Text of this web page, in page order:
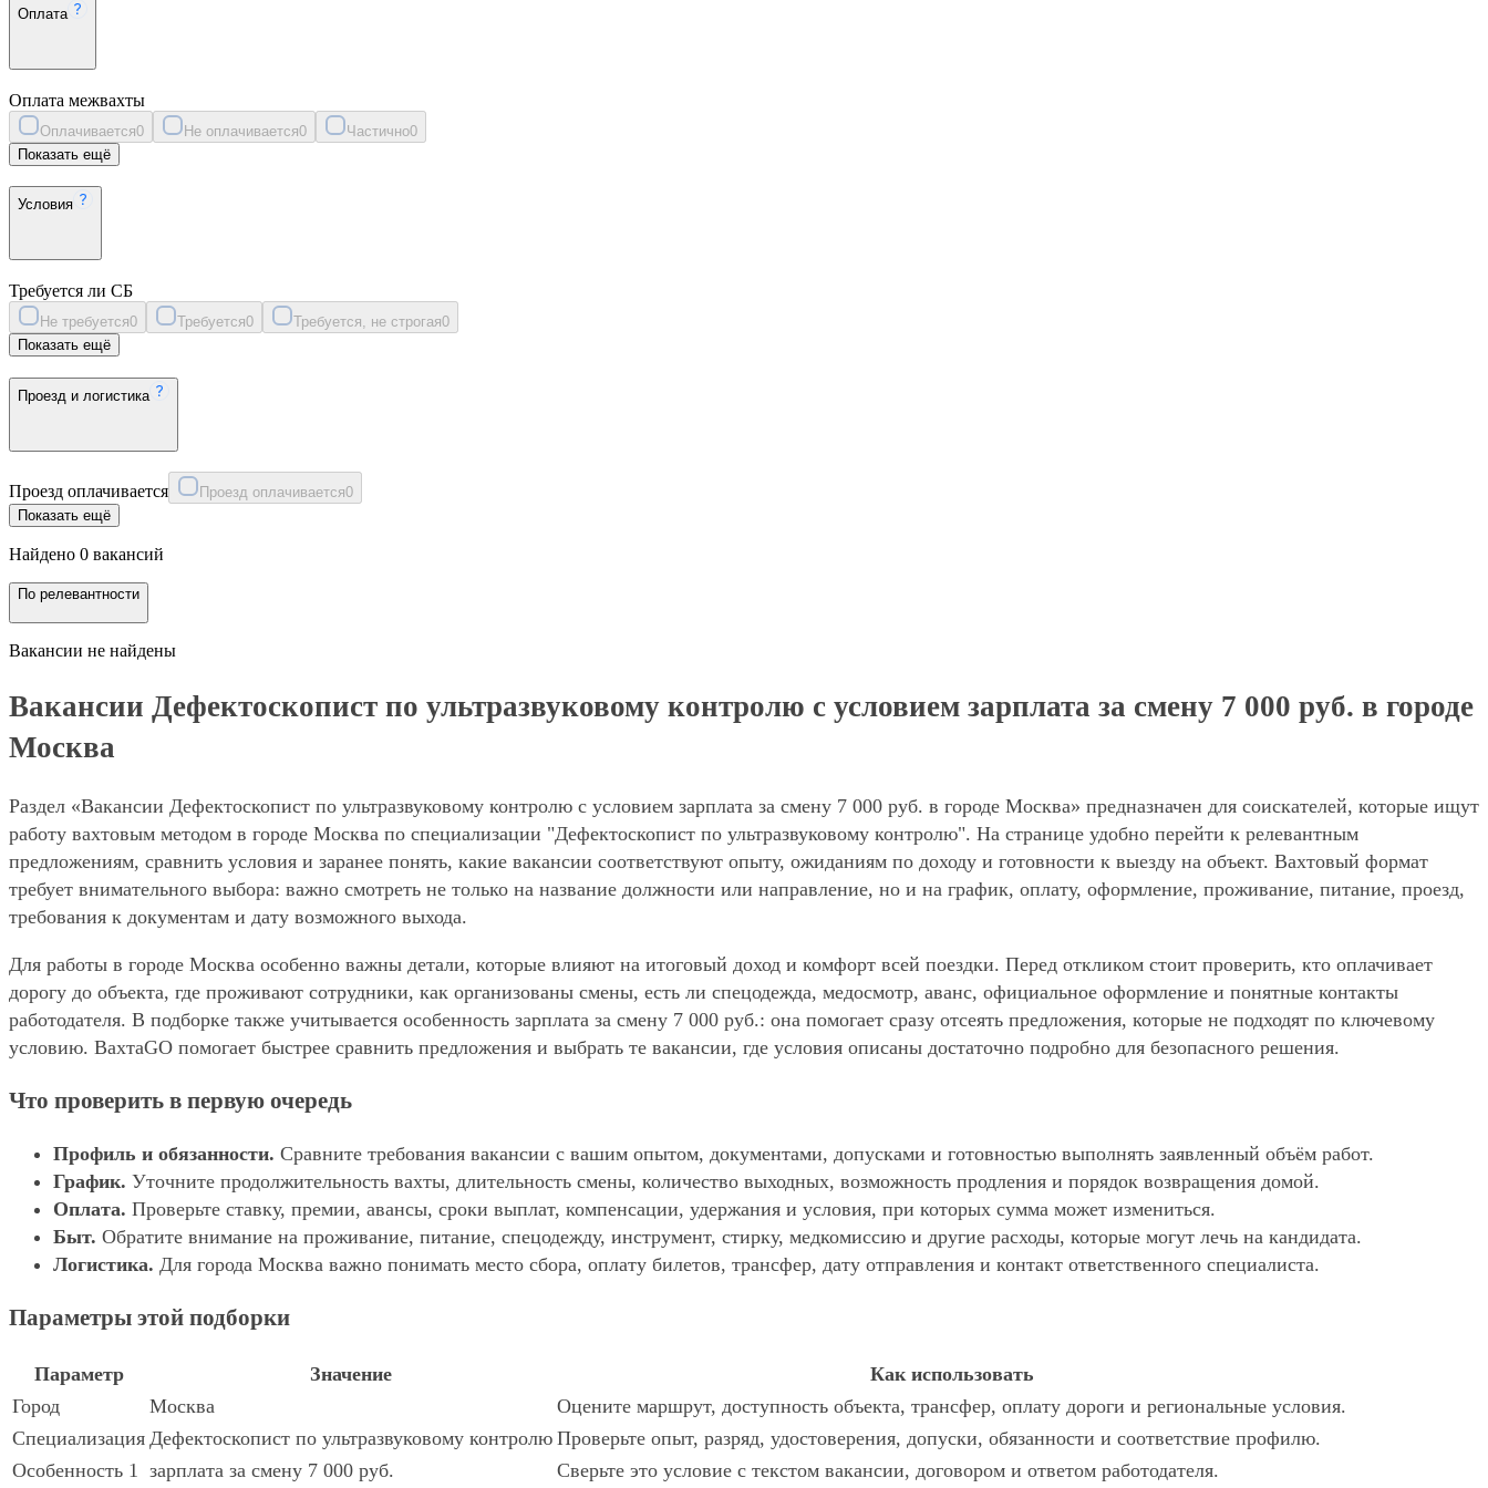
Оплата
Оплата межвахты
Оплачивается0 Не оплачивается0 Частично0
Показать ещё
Условия
Требуется ли СБ
Не требуется0 Требуется0 Требуется, не строгая0
Показать ещё
Проезд и логистика
Проезд оплачивается Проезд оплачивается0
Показать ещё
Найдено 0 вакансий
По релевантности
Вакансии не найдены
Вакансии Дефектоскопист по ультразвуковому контролю с условием зарплата за смену 7 000 руб. в городе
Москва
Раздел «Вакансии Дефектоскопист по ультразвуковому контролю с условием зарплата за смену 7 000 руб. в городе Москва» предназначен для соискателей, которые ищут
работу вахтовым методом в городе Москва по специализации "Дефектоскопист по ультразвуковому контролю". На странице удобно перейти к релевантным
предложениям, сравнить условия и заранее понять, какие вакансии соответствуют опыту, ожиданиям по доходу и готовности к выезду на объект. Вахтовый формат
требует внимательного выбора: важно смотреть не только на название должности или направление, но и на график, оплату, оформление, проживание, питание, проезд,
требования к документам и дату возможного выхода.
Для работы в городе Москва особенно важны детали, которые влияют на итоговый доход и комфорт всей поездки. Перед откликом стоит проверить, кто оплачивает
дорогу до объекта, где проживают сотрудники, как организованы смены, есть ли спецодежда, медосмотр, аванс, официальное оформление и понятные контакты
работодателя. В подборке также учитывается особенность зарплата за смену 7 000 руб.: она помогает сразу отсеять предложения, которые не подходят по ключевому
условию. ВахтаGO помогает быстрее сравнить предложения и выбрать те вакансии, где условия описаны достаточно подробно для безопасного решения.
Что проверить в первую очередь
Профиль и обязанности. Сравните требования вакансии с вашим опытом, документами, допусками и готовностью выполнять заявленный объём работ.
График. Уточните продолжительность вахты, длительность смены, количество выходных, возможность продления и порядок возвращения домой.
Оплата. Проверьте ставку, премии, авансы, сроки выплат, компенсации, удержания и условия, при которых сумма может измениться.
Быт. Обратите внимание на проживание, питание, спецодежду, инструмент, стирку, медкомиссию и другие расходы, которые могут лечь на кандидата.
Логистика. Для города Москва важно понимать место сбора, оплату билетов, трансфер, дату отправления и контакт ответственного специалиста.
Параметры этой подборки
Параметр Значение
Как использовать
Город
Москва
Оцените маршрут, доступность объекта, трансфер, оплату дороги и региональные условия.
Специализация Дефектоскопист по ультразвуковому контролю Проверьте опыт, разряд, удостоверения, допуски, обязанности и соответствие профилю.
Особенность 1 зарплата за смену 7 000 руб. Сверьте это условие с текстом вакансии, договором и ответом работодателя.